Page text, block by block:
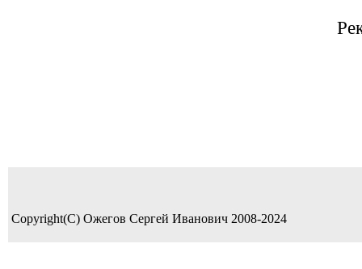
Copyright(C) Ожегов Сергей Иванович 2008-2024